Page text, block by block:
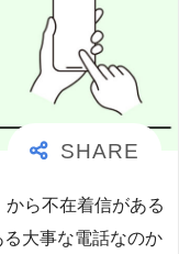
ら不在着信がある
大事な電話なのか